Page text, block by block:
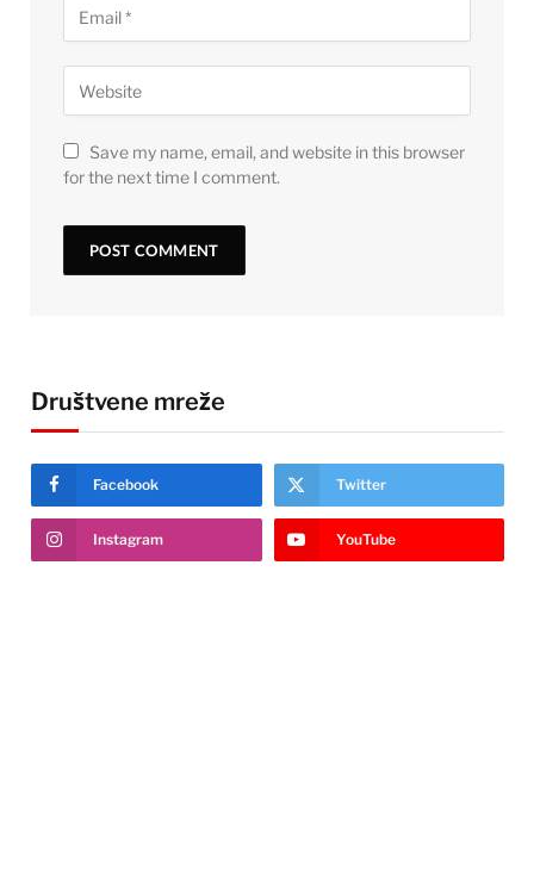
Save my name, email, and website in this browser
for the next time I comment.
Društvene mreže
Facebook Twitter
Instagram YouTube